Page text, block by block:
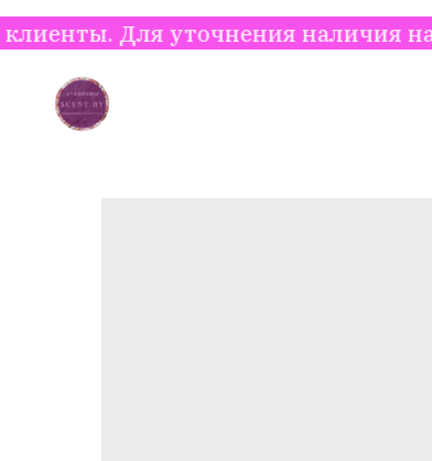
уточнения наличия на складе,